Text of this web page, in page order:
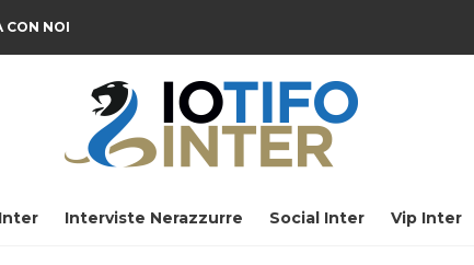
CON NOI
Interviste Nerazzurre Social Inter Vip Inter